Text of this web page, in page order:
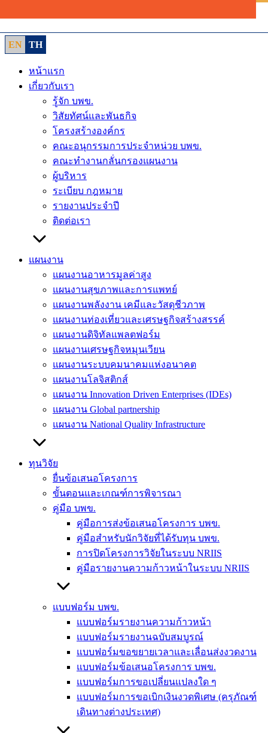
to
content
EN
TH
หน้าแรก
เกี่ยวกับเรา
รู้จัก บพข.
วิสัยทัศน์และพันธกิจ
โครงสร้างองค์กร
คณะอนุกรรมการประจำหน่วย บพข.
คณะทำงานกลั่นกรองแผนงาน
ผู้บริหาร
ระเบียบ กฎหมาย
รายงานประจำปี
ติดต่อเรา
แผนงาน
แผนงานอาหารมูลค่าสูง
แผนงานสุขภาพและการแพทย์
แผนงานพลังงาน เคมีและวัสดุชีวภาพ
แผนงานท่องเที่ยวและเศรษฐกิจสร้างสรรค์
แผนงานดิจิทัลแพลตฟอร์ม
แผนงานเศรษฐกิจหมุนเวียน
แผนงานระบบคมนาคมแห่งอนาคต
แผนงานโลจิสติกส์
แผนงาน Innovation Driven Enterprises (IDEs)
แผนงาน Global partnership
แผนงาน National Quality Infrastructure
ทุนวิจัย
ยื่นข้อเสนอโครงการ
ขั้นตอนและเกณฑ์การพิจารณา
คู่มือ บพข.
คู่มือการส่งข้อเสนอโครงการ บพข.
คู่มือสำหรับนักวิจัยที่ได้รับทุน บพข.
การปิดโครงการวิจัยในระบบ NRIIS
คู่มือรายงานความก้าวหน้าในระบบ NRIIS
แบบฟอร์ม บพข.
แบบฟอร์มรายงานความก้าวหน้า
แบบฟอร์มรายงานฉบับสมบูรณ์
แบบฟอร์มขอขยายเวลาและเลื่อนส่งงวดงาน
แบบฟอร์มข้อเสนอโครงการ บพข.
แบบฟอร์มการขอเปลี่ยนแปลงใด ๆ
แบบฟอร์มการขอเบิกเงินงวดพิเศษ (ครุภัณฑ์
เดินทางต่างประเทศ)